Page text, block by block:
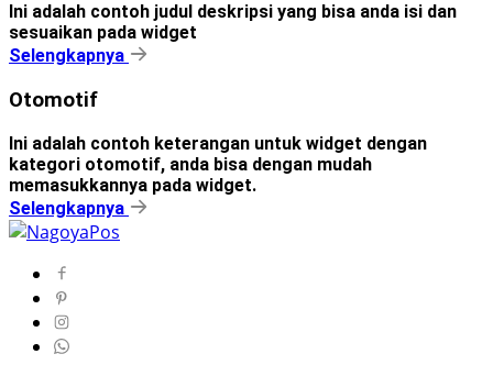
Ini adalah contoh judul deskripsi yang bisa anda isi dan
sesuaikan pada widget
Selengkapnya
Otomotif
Ini adalah contoh keterangan untuk widget dengan
kategori otomotif, anda bisa dengan mudah
memasukkannya pada widget.
Selengkapnya